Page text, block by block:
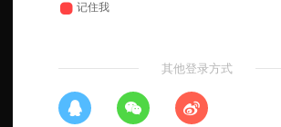
记住我
其他登录方式